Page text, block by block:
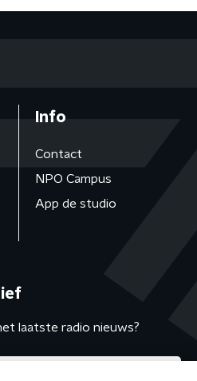
Info
Contact
NPO Campus
App de studio
laatste radio nieuws?